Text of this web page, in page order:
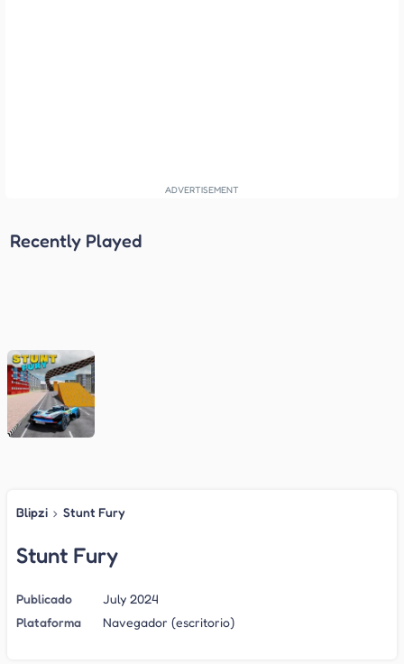
Recently Played
Blipzi › Stunt Fury
Stunt Fury
Publicado
July 2024
Plataforma
Navegador (escritorio)